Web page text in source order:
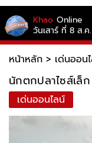
Khao Online
วันเสาร์ ที่ 8 ส.
หน้าหลัก > เด่นออน
นักตกปลาไซส์เล็ก
เด่นออนไลน์